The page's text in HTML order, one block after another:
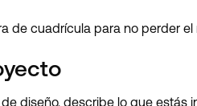
de cuadrícula para no perder el
diseño, describe lo que estás